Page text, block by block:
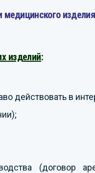
изделий:
действовать в
(договор